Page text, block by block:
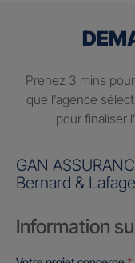
Prenez 3 mins
que l’agence
pour finaliser
GAN
Bernard & Lafage
Information